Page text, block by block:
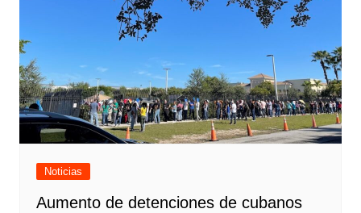
Noticias
Aumento de detenciones de cubanos